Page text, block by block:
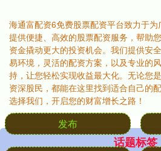
海通富配资6免费股票配资平台致力于为
提供便捷、高效的股票配资服务，帮助
资金撬动更大的投资机会。我们提供安
易环境，灵活的配资方案，以及专业的
持，让您轻松实现收益最大化。无论您
资深股民，都能在这里找到适合自己的配
选择我们，开启您的财富增长之路！
话题标签